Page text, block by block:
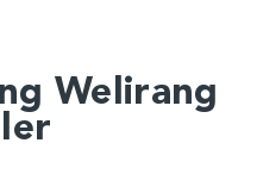
Welirang